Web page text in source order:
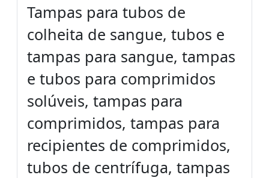
Tampas para tubos de
colheita de sangue, tubos e
tampas para sangue, tampas
e tubos para comprimidos
solúveis, tampas para
comprimidos, tampas para
recipientes de comprimidos,
tubos de centrífuga, tampas